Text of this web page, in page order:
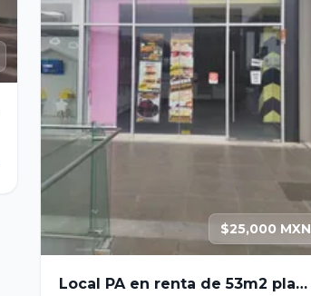
$25,000 MXN
Local PA en renta de 53m2 plaza